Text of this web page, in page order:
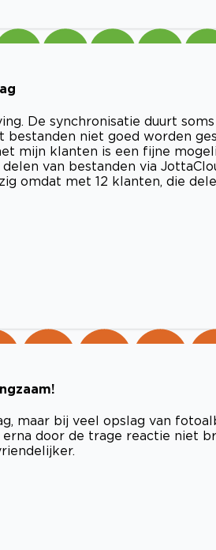
De synchronisatie duurt
niet goed worden
mijn klanten is een fijne
van bestanden via
omdat met 12 klanten, die
maar bij veel opslag van
door de trage reactie niet